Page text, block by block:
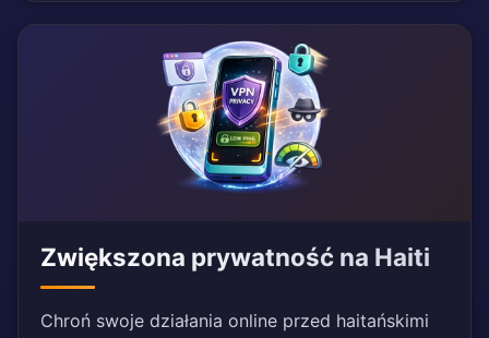
Zwiększona prywatność na Haiti
Chroń swoje działania online przed haitańskimi